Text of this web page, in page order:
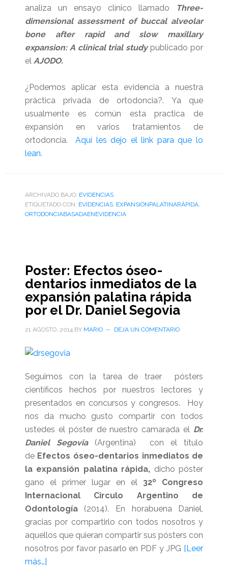
analiza un ensayo clínico llamado
Three-
dimensional assessment of buccal alveolar
bone after rapid and slow maxillary
expansion: A clinical trial study publicado por
el AJODO.
¿Podemos aplicar esta evidencia a nuestra
práctica privada de ortodoncia?. Ya que
usualmente es común esta practica de
expansión en varios tratamientos de
ortodoncia.Aquí les dejo el link para que lo
lean.
ARCHIVADO BAJO: EVIDENCIAS
ETIQUETADO CON: EVIDENCIAS, EXPANSIÓNPALATINARÁPIDA,
ORTODONCIABASADAENEVIDENCIA
Poster: Efectos óseo-
dentarios inmediatos de la
expansión palatina rápida
por el Dr. Daniel Segovia
21 AGOSTO, 2014BY MARIO DEJA UN COMENTARIO
Seguimos con la tarea de traer pósters
científicos hechos por nuestros lectores y
presentados en concursos y congresos. Hoy
nos da mucho gusto compartir con todos
ustedes el póster de nuestro camarada el Dr.
Daniel Segovia(Argentina) con el título
de Efectos óseo-dentarios inmediatos de
la expansión palatina rápida, dicho póster
gano el primer lugar en el 32º Congreso
Internacional Circulo Argentino de
Odontología(2014). En horabuena Daniel,
gracias por compartirlo con todos nosotros y
aquellos que quieran compartir sus pósters con
nosotros por favor pasarlo en PDF y JPG [Leer
más…]acerca